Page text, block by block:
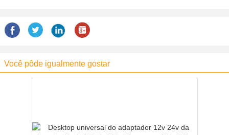
Você pôde igualmente gostar